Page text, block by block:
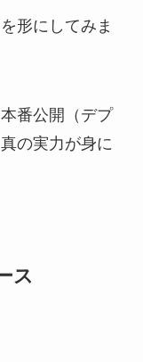
形にしてみま
番公開（デプ
の実力が身に
ス